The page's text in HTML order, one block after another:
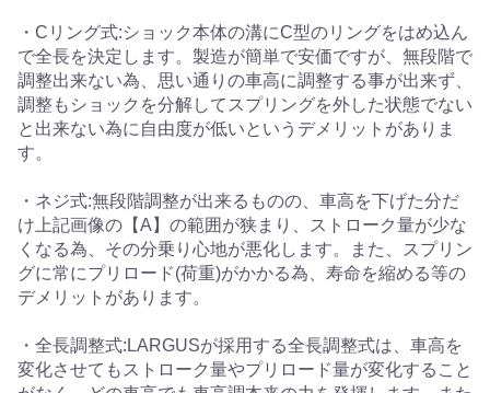
・Cリング式:ショック本体の溝にC型のリングをはめ込ん
で全長を決定します。製造が簡単で安価ですが、無段階で
調整出来ない為、思い通りの車高に調整する事が出来ず、
調整もショックを分解してスプリングを外した状態でない
と出来ない為に自由度が低いというデメリットがありま
す。
・ネジ式:無段階調整が出来るものの、車高を下げた分だ
け上記画像の【A】の範囲が狭まり、ストローク量が少な
くなる為、その分乗り心地が悪化します。また、スプリン
グに常にプリロード(荷重)がかかる為、寿命を縮める等の
デメリットがあります。
・全長調整式:LARGUSが採用する全長調整式は、車高を
変化させてもストローク量やプリロード量が変化すること